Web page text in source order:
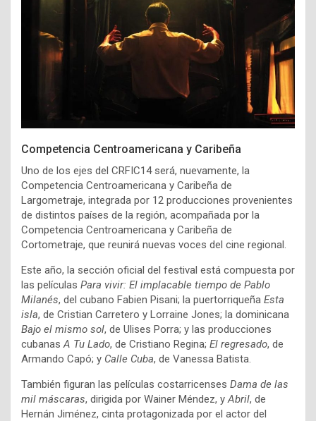
Competencia Centroamericana y Caribeña
Uno de los ejes del CRFIC14 será, nuevamente, la
Competencia Centroamericana y Caribeña de
Largometraje, integrada por 12 producciones provenientes
de distintos países de la región, acompañada por la
Competencia Centroamericana y Caribeña de
Cortometraje, que reunirá nuevas voces del cine regional.
Este año, la sección oficial del festival está compuesta por
las películas Para vivir: El implacable tiempo de Pablo
Milanés, del cubano Fabien Pisani; la puertorriqueña Esta
isla, de Cristian Carretero y Lorraine Jones; la dominicana
Bajo el mismo sol, de Ulises Porra; y las producciones
cubanas A Tu Lado, de Cristiano Regina; El regresado, de
Armando Capó; y Calle Cuba, de Vanessa Batista.
También figuran las películas costarricenses Dama de las
mil máscaras, dirigida por Wainer Méndez, y Abril, de
Hernán Jiménez, cinta protagonizada por el actor del